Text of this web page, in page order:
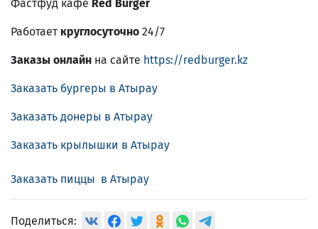
Фастфуд кафе Red Burger
Работает круглосуточно 24/7
Заказы онлайн на сайте https://redburger.kz
Заказать бургеры в Атырау
Заказать донеры в Атырау
Заказать крылышки в Атырау
Заказать пиццы в Атырау
Поделиться: